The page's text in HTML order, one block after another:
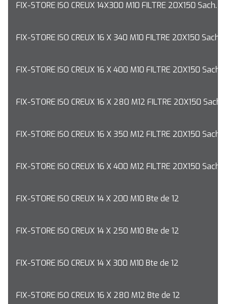
FIX-STORE ISO CREUX 14X300 M10 FILTRE 20X150 Sach. 2
FIX-STORE ISO CREUX 16 X 340 M10 FILTRE 20X150 Sach.
FIX-STORE ISO CREUX 16 X 400 M10 FILTRE 20X150 Sach.
FIX-STORE ISO CREUX 16 X 280 M12 FILTRE 20X150 Sach.
FIX-STORE ISO CREUX 16 X 350 M12 FILTRE 20X150 Sach.
FIX-STORE ISO CREUX 16 X 400 M12 FILTRE 20X150 Sach.
FIX-STORE ISO CREUX 14 X 200 M10 Bte de 12
FIX-STORE ISO CREUX 14 X 250 M10 Bte de 12
FIX-STORE ISO CREUX 14 X 300 M10 Bte de 12
FIX-STORE ISO CREUX 16 X 280 M12 Bte de 12